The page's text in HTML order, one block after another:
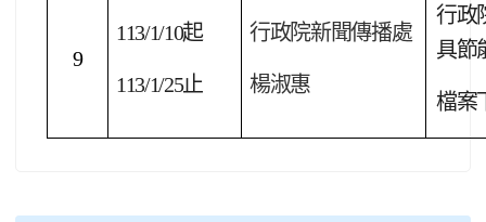
9
113/1/10起
113/1/25止
行政院新聞傳播處
楊淑惠
行政
具節
檔案